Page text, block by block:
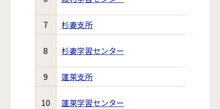
7 杉妻支所
8 杉妻学習センター
9 蓬莱支所
10 蓬莱学習センター